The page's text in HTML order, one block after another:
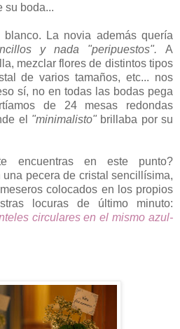
su boda...
La novia además quería
y nada "peripuestos". A
mezclar flores de distintos tipos
de varios tamaños, etc... nos
sí, no en todas las bodas pega
de 24 mesas redondas
el "minimalisto" brillaba por su
encuentras en este punto?
una pecera de cristal sencillísima,
colocados en los propios
locuras de último minuto:
circulares en el mismo azul-